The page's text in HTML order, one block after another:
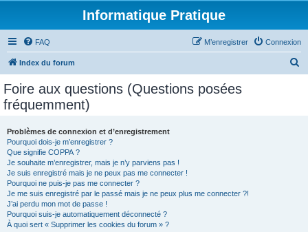
Informatique Pratique
FAQ Connexion
M’enregistrer
Index du forum
Foire aux questions (Questions posées
fréquemment)
Problèmes de connexion et d’enregistrement
Pourquoi dois-je m’enregistrer ?
Que signifie COPPA ?
Je souhaite m’enregistrer, mais je n’y parviens pas !
Je suis enregistré mais je ne peux pas me connecter !
Pourquoi ne puis-je pas me connecter ?
Je me suis enregistré par le passé mais je ne peux plus me connecter ?!
J’ai perdu mon mot de passe !
Pourquoi suis-je automatiquement déconnecté ?
À quoi sert « Supprimer les cookies du forum » ?